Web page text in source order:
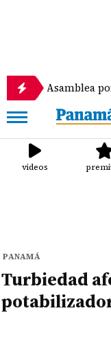
por
videos
PANAMÁ
Turbiedad